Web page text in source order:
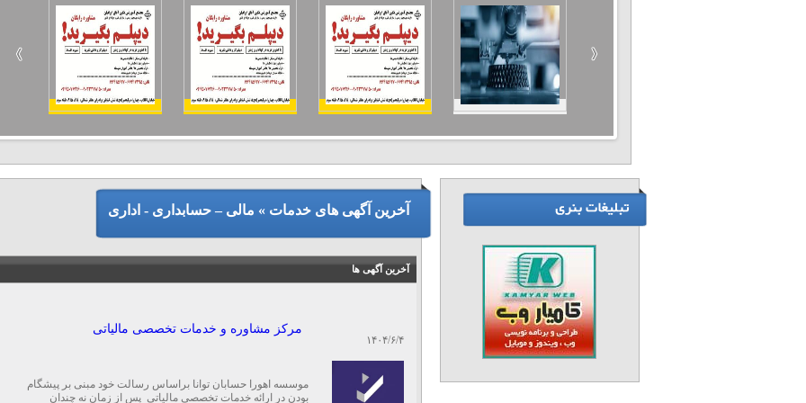
آخرین آگهی های خدمات » مالی – حسابداری - اداری
آخرین آگهی ها
۱۴۰۴/۶/۴
مرکز مشاوره و خدمات تخصصی مالیاتی
موسسه اهورا حسابان توانا براساس رسالت خود مبنی بر پیشگام
بودن در ارائه خدمات تخصصی مالیاتی پس از زمان نه چندان